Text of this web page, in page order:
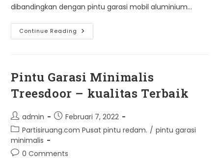
dibandingkan dengan pintu garasi mobil aluminium…
Continue Reading Pintu
Garasi
Pintu Garasi Minimalis
Treesdoor – kualitas Terbaik
Post
author:
admin
Post
published:
Februari 7, 2022
Post
category:
Partisiruang.com Pusat pintu redam. / pintu garasi
minimalis
Post0 Comments